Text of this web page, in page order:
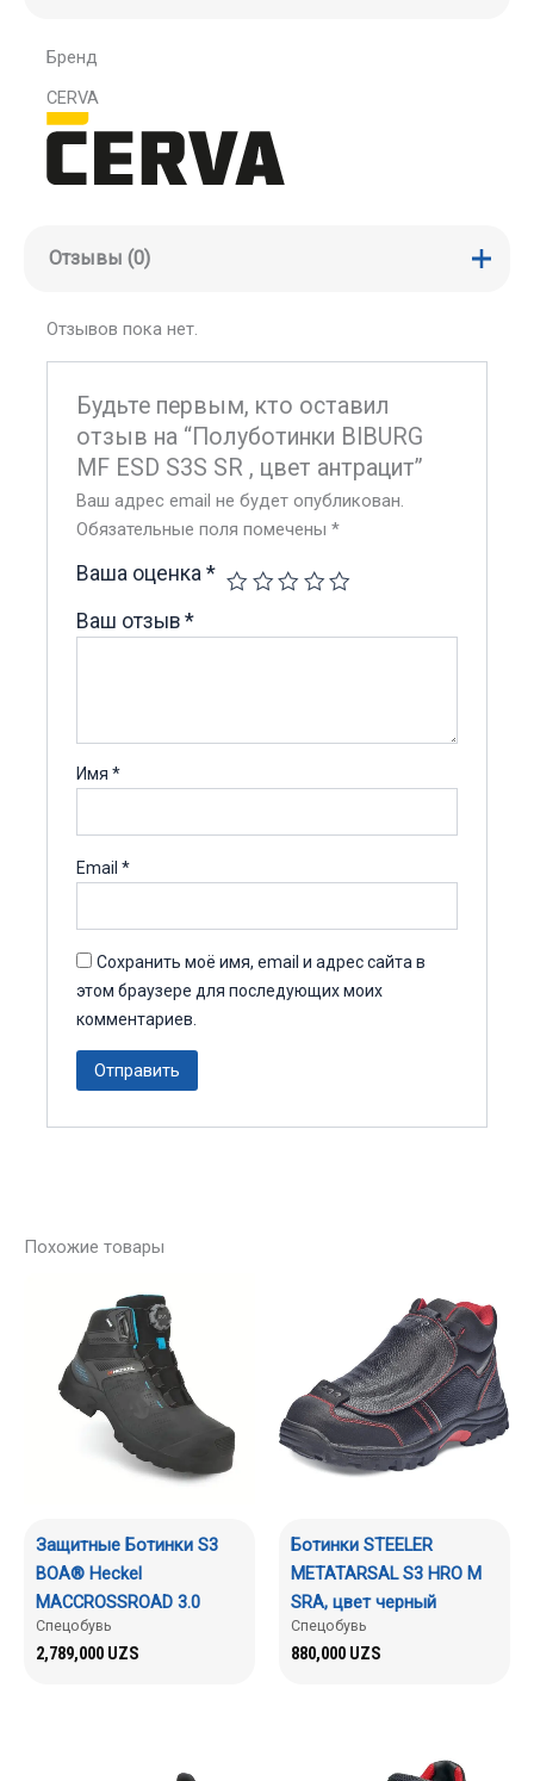
Бренд
CERVA
Отзывы (0)
Отзывов пока нет.
Будьте первым, кто оставил
отзыв на “Полуботинки BIBURG
MF ESD S3S SR , цвет антрацит”
Ваш адрес email не будет опубликован.
Обязательные поля помечены*
Ваша оценка*
Ваш отзыв*
Имя*
Email*
Сохранить моё имя, email и адрес сайта в
этом браузере для последующих моих
комментариев.
Похожие товары
Защитные Ботинки S3
BOA® Heckel
MACCROSSROAD 3.0
Спецобувь
2,789,000 UZS
Ботинки STEELER
METATARSAL S3 HRO M
SRA, цвет черный
Спецобувь
880,000 UZS